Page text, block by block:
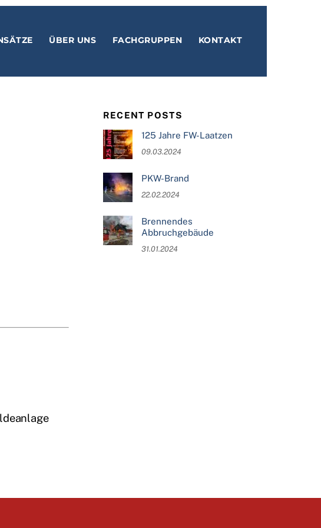
ÜBER UNS FACHGRUPPEN KONTAKT
RECENT POSTS
125 Jahre FW-Laatzen
09.03.2024
PKW-Brand
22.02.2024
Brennendes
Abbruchgebäude
31.01.2024